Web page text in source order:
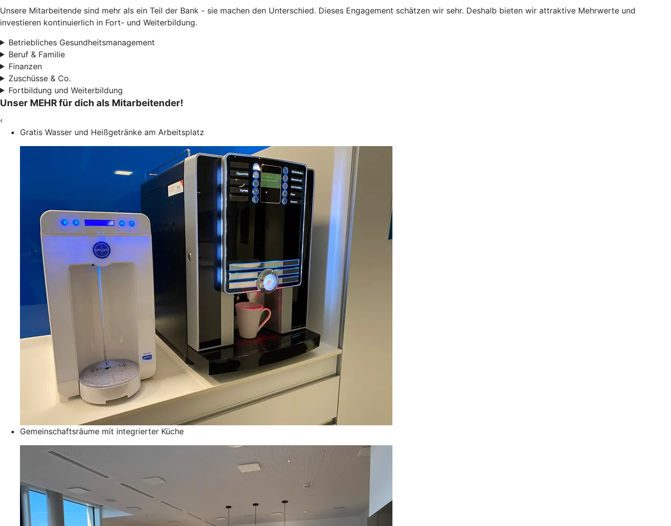
Unsere Mitarbeitende sind mehr als ein Teil der Bank - sie machen den Unterschied. Dieses Engagement schätzen wir sehr. Deshalb bieten wir attraktive Mehrwerte und
investieren kontinuierlich in Fort- und Weiterbildung.
Betriebliches Gesundheitsmanagement
Beruf & Familie
Finanzen
Zuschüsse & Co.
Fortbildung und Weiterbildung
Unser MEHR für dich als Mitarbeitender!
‹
Gratis Wasser und Heißgetränke am Arbeitsplatz
Gemeinschaftsräume mit integrierter Küche